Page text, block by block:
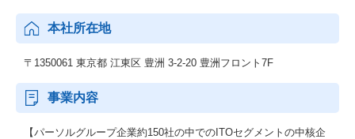
本社所在地
〒1350061 東京都 江東区 豊洲 3-2-20 豊洲フロント7F
事業内容
【パーソルグループ企業約150社の中でのITOセグメントの中核企